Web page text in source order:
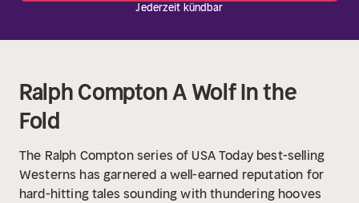
Jederzeit kündbar
Ralph Compton A Wolf In the
Fold
The Ralph Compton series of USA Today best-selling
Westerns has garnered a well-earned reputation for
hard-hitting tales sounding with thundering hooves